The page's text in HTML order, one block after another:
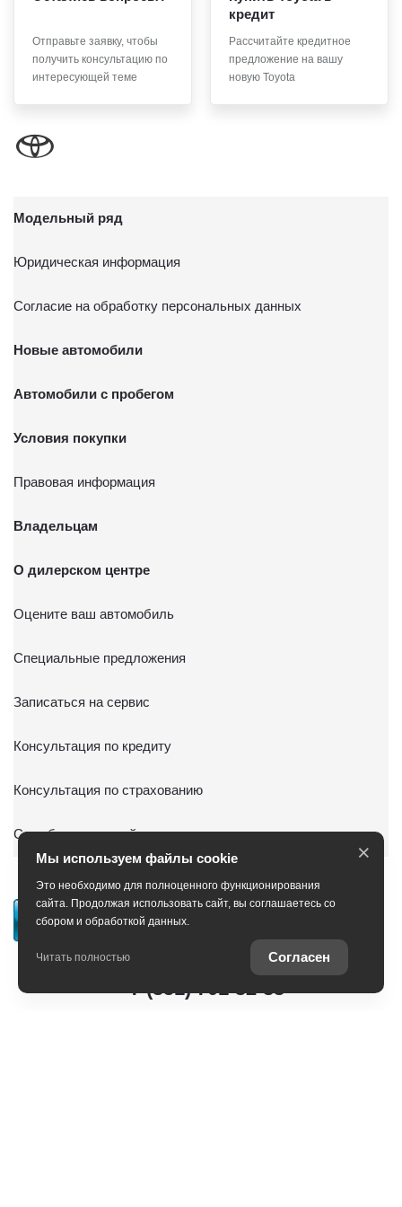
Московская обл., г. о. Мытищи, п. Вёшки, МКАД 84-й км,
ТПЗ «Алтуфьево», вл. 5, стр. 1.
Отправьте заявку, чтобы
получить консультацию по
интересующей теме
кредит
Рассчитайте кредитное
предложение на вашу
новую Toyota
Модельный ряд
Юридическая информация
Согласие на обработку персональных данных
Новые автомобили
Автомобили с пробегом
Условия покупки
Правовая информация
Владельцам
О дилерском центре
Оцените ваш автомобиль
Специальные предложения
Записаться на сервис
Консультация по кредиту
Консультация по страхованию
Служба клиентской поддержки
+7 (351) 701-32-83
Мы используем файлы cookie
Это необходимо для полноценного функционирования
сайта. Продолжая использовать сайт, вы соглашаетесь со
сбором и обработкой данных.
Читать полностью Согласен
×